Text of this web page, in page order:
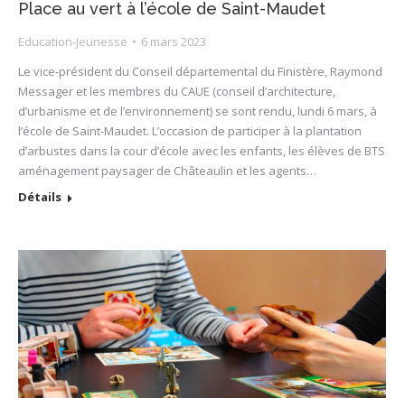
Place au vert à l’école de Saint-Maudet
Education-Jeunesse
6 mars 2023
Le vice-président du Conseil départemental du Finistère, Raymond
Messager et les membres du CAUE (conseil d’architecture,
d’urbanisme et de l’environnement) se sont rendu, lundi 6 mars, à
l’école de Saint-Maudet. L’occasion de participer à la plantation
d’arbustes dans la cour d’école avec les enfants, les élèves de BTS
aménagement paysager de Châteaulin et les agents…
Détails